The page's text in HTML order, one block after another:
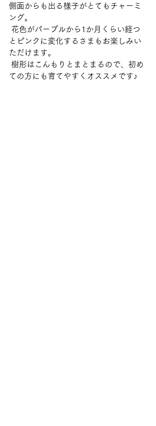
側面からも出る様子がとてもチャーミ
ング。
とピンクに変化するさまもお楽しみい
ただけます。
ての方にも育てやすくオススメです♪